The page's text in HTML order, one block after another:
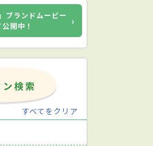
ブランドムービー
開中！
›
すべてをクリア